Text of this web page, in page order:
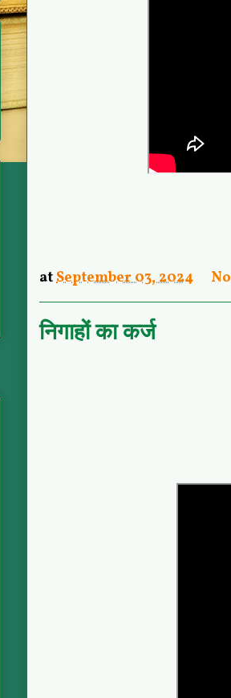
atSeptember 03, 2024
निगाहों का कर्ज